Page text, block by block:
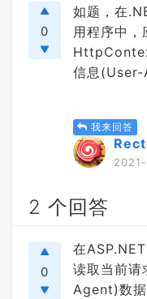
0
如题，在
用程序中，
信息(User-
我来回答
2 个回答
0
在
读取当前
Agent)数